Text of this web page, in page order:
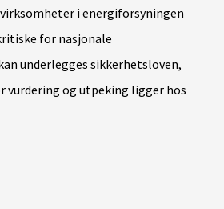
i energiforsyningen
for nasjonale
underlegges sikkerhetsloven,
vurdering og utpeking ligger hos